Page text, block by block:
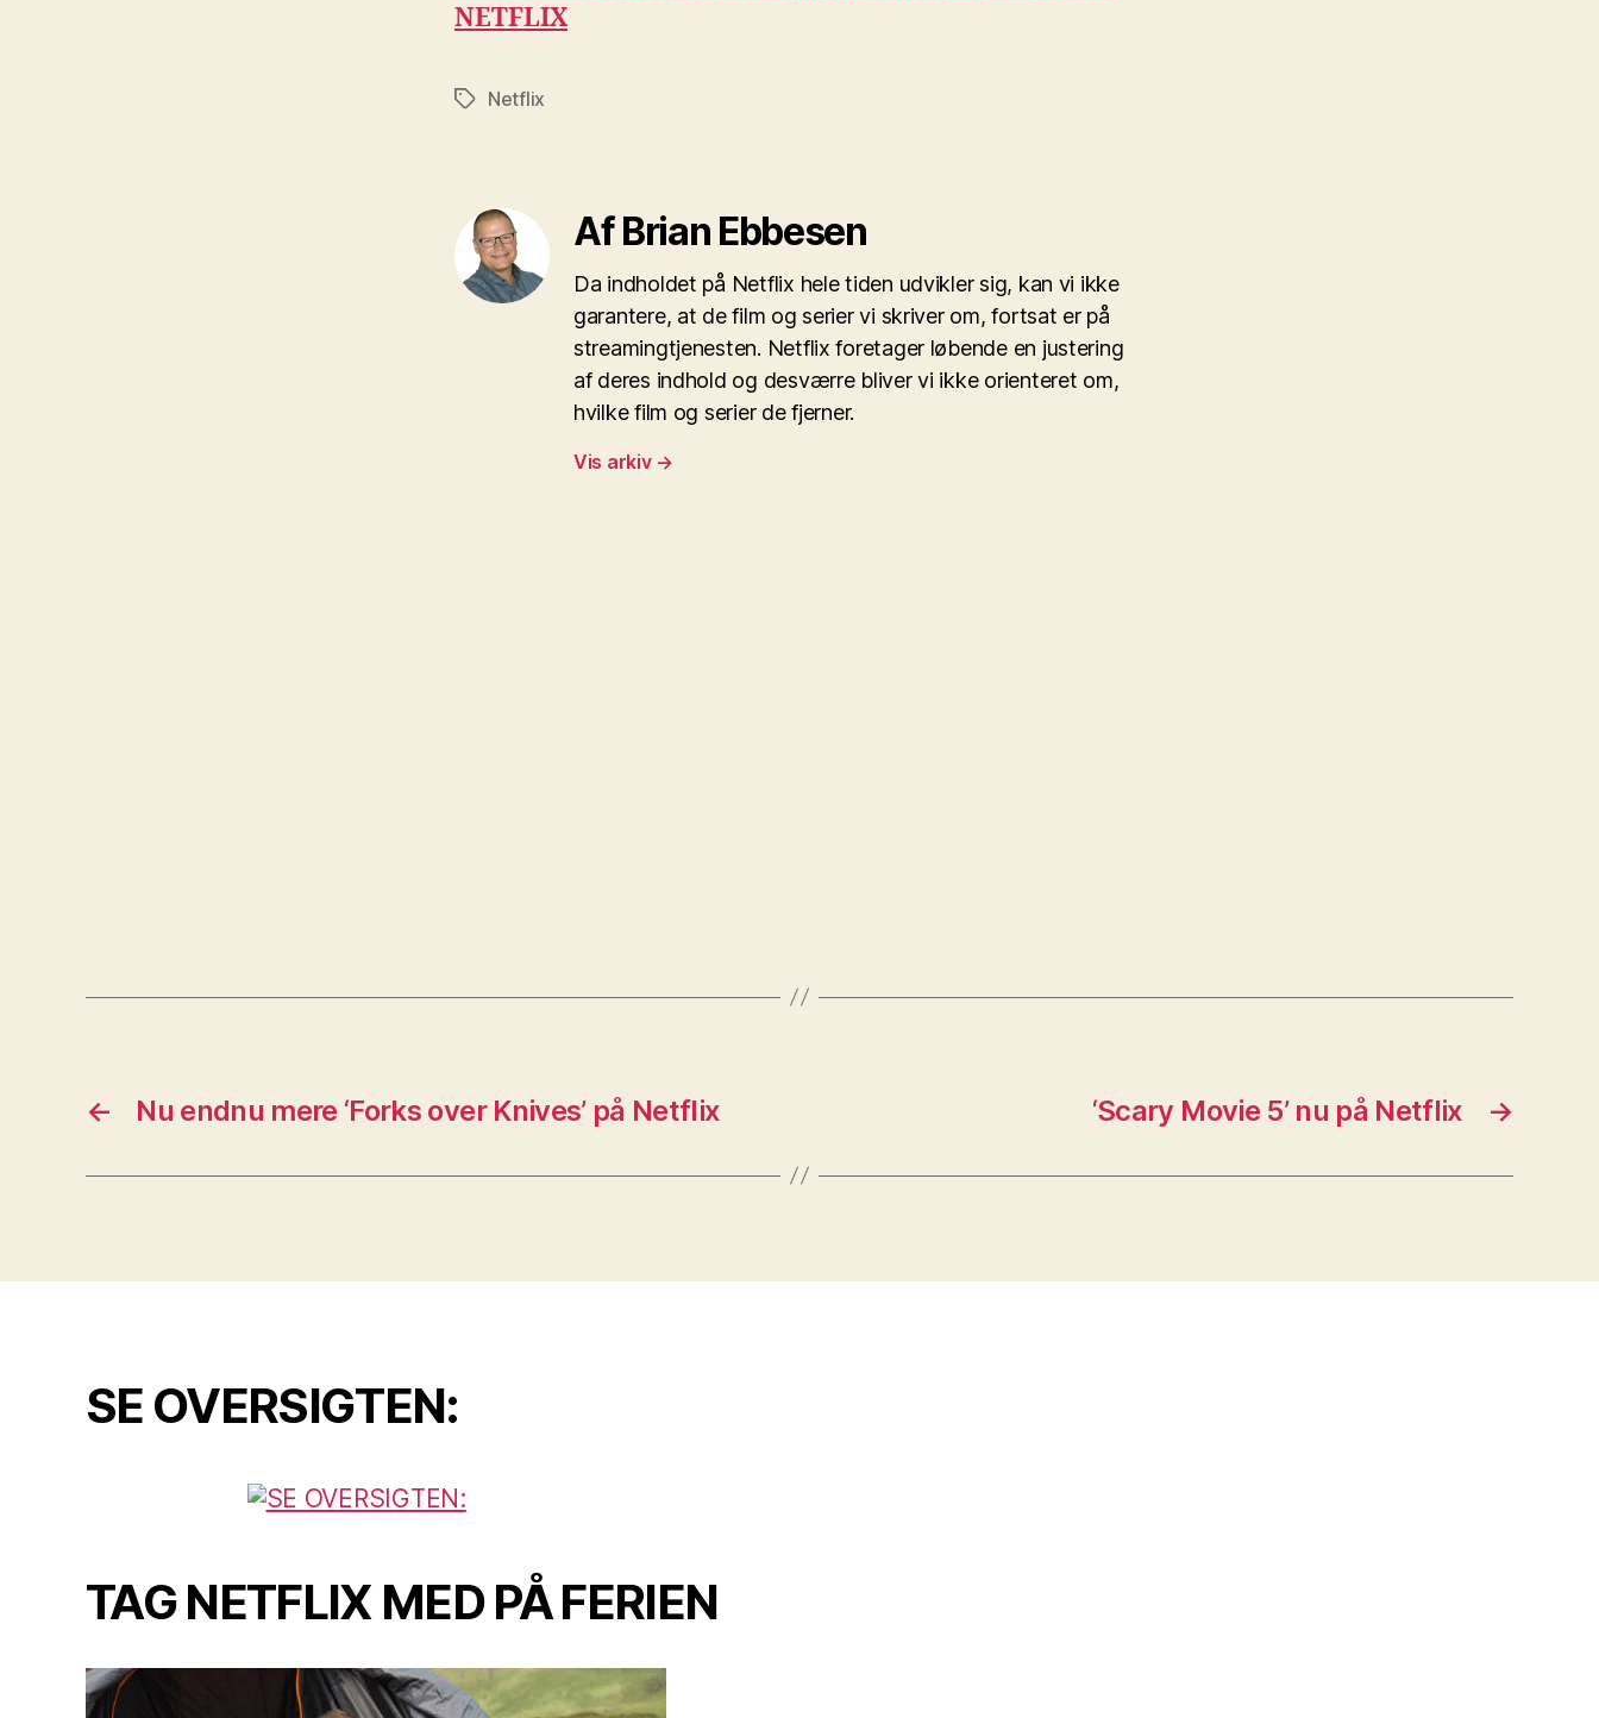
NETFLIX
TagsNetflix
Af Brian Ebbesen
Da indholdet på Netflix hele tiden udvikler sig, kan vi ikke
garantere, at de film og serier vi skriver om, fortsat er på
streamingtjenesten. Netflix foretager løbende en justering
af deres indhold og desværre bliver vi ikke orienteret om,
hvilke film og serier de fjerner.
Vis arkiv →
← Nu endnu mere ‘Forks over Knives’ på Netflix →
‘Scary Movie 5’ nu på Netflix
SE OVERSIGTEN:
TAG NETFLIX MED PÅ FERIEN